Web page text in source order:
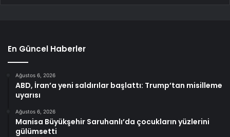
En Güncel Haberler
Ağustos 6, 2026
ABD, İran’a yeni saldırılar başlattı: Trump’tan misilleme
uyarısı
Ağustos 6, 2026
Manisa Büyükşehir Saruhanlı’da çocukların yüzlerini
gülümsetti